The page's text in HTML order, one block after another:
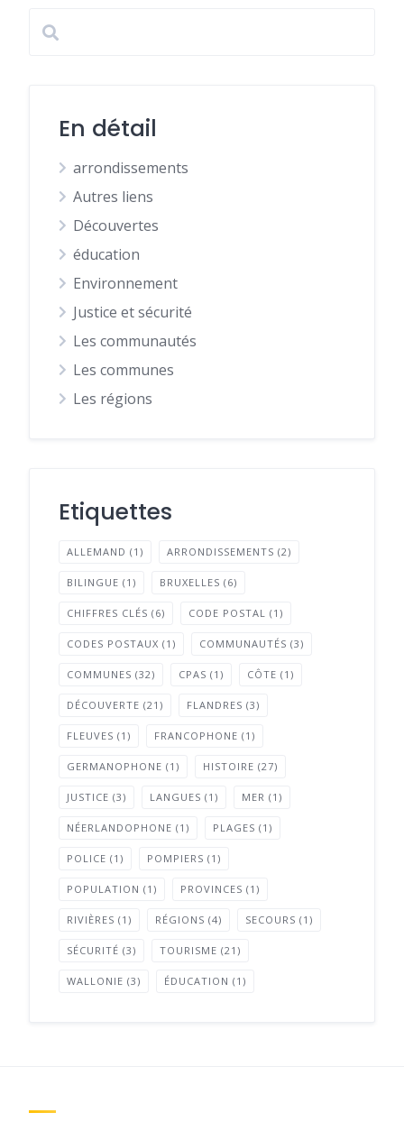
En détail
arrondissements
Autres liens
Découvertes
éducation
Environnement
Justice et sécurité
Les communautés
Les communes
Les régions
Etiquettes
ALLEMAND (1) ARRONDISSEMENTS (2)
BILINGUE (1) BRUXELLES (6)
CHIFFRES CLÉS (6) CODE POSTAL (1)
CODES POSTAUX (1) COMMUNAUTÉS (3)
COMMUNES (32) CPAS (1) CÔTE (1)
DÉCOUVERTE (21) FLANDRES (3)
FLEUVES (1) FRANCOPHONE (1)
GERMANOPHONE (1) HISTOIRE (27)
JUSTICE (3) LANGUES (1) MER (1)
NÉERLANDOPHONE (1) PLAGES (1)
POLICE (1) POMPIERS (1)
POPULATION (1) PROVINCES (1)
RIVIÈRES (1) RÉGIONS (4) SECOURS (1)
SÉCURITÉ (3) TOURISME (21)
WALLONIE (3) ÉDUCATION (1)